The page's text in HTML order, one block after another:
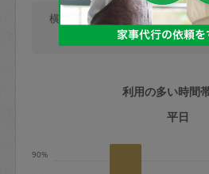
金額の100%＋交通費全
定期契約をキャンセル
期は月2回まで隔週定期
横浜市では、毎週木曜日の利用が
用が少ないです。(2026/08/
利用の多い時間
平日
90%